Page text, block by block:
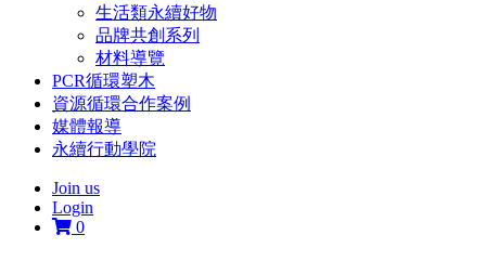
生活類永續好物
品牌共創系列
材料導覽
PCR循環塑木
資源循環合作案例
媒體報導
永續行動學院
Join us
Login
0